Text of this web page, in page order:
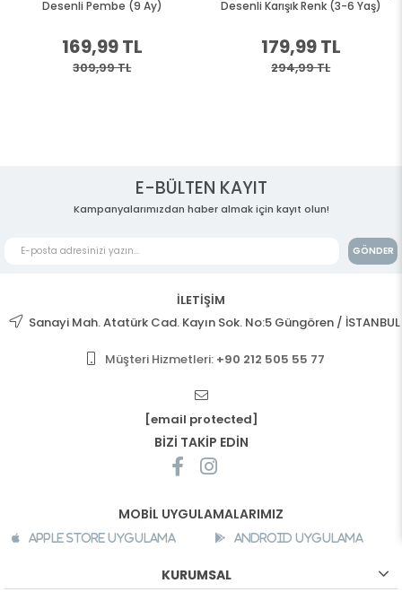
Desenli Pembe (9 Ay)
169,99 TL
309,99 TL
Desenli Karışık Renk (3-6 Yaş)
179,99 TL
294,99 TL
E-BÜLTEN KAYIT
Kampanyalarımızdan haber almak için kayıt olun!
GÖNDER
İLETİŞİM
Sanayi Mah. Atatürk Cad. Kayın Sok. No:5 Güngören / İSTANBUL
Müşteri Hizmetleri: +90 212 505 55 77
[email protected]
BİZİ TAKİP EDİN
MOBİL UYGULAMALARIMIZ
Apple Store Uygulama Android Uygulama
KURUMSAL